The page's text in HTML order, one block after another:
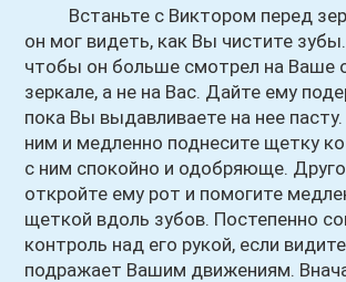
Встаньте с Виктором перед
он мог видеть, как Вы чистите
чтобы он больше смотрел на Ваше
зеркале, а не на Вас. Дайте ему
пока Вы выдавливаете на нее
ним и медленно поднесите щетку ко
с ним спокойно и одобряюще.
откройте ему рот и помогите
щеткой вдоль зубов. Постепенно
контроль над его рукой, если
подражает Вашим движениям.